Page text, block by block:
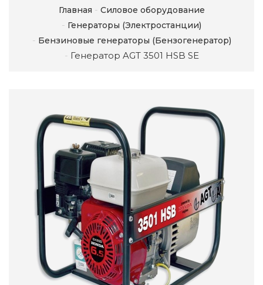
Главная
Силовое оборудование
Генераторы (Электростанции)
Бензиновые генераторы (Бензогенератор)
Генератор AGT 3501 HSB SE